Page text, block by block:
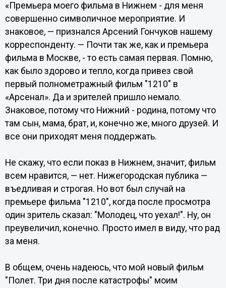
«Премьера моего фильма в Нижнем - для меня
совершенно символичное мероприятие. И
знаковое, — признался Арсений Гончуков нашему
корреспонденту. — Почти так же, как и премьера
фильма в Москве, - то есть самая первая. Помню,
как было здорово и тепло, когда привез свой
первый полнометражный фильм "1210" в
«Арсенал». Да и зрителей пришло немало.
Знаковое, потому что Нижний - родина, потому что
там сын, мама, брат, и, конечно же, много друзей. И
все они приходят меня поддержать.
Не скажу, что если показ в Нижнем, значит, фильм
всем нравится, — нет. Нижегородская публика —
въедливая и строгая. Но вот был случай на
премьере фильма "1210", когда после просмотра
один зритель сказал: "Молодец, что уехал!". Ну, он
преувеличил, конечно. Просто имел в виду, что рад
за меня.
В общем, очень надеюсь, что мой новый фильм
"Полет. Три дня после катастрофы" моим